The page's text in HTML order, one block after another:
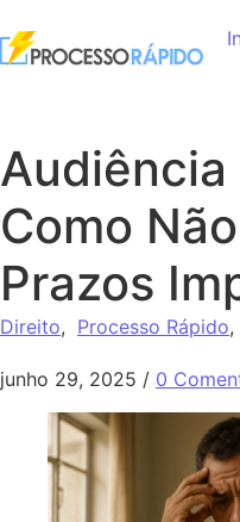
Audiência
Como
Prazos
Direito, Processo Rápido,
junho 29, 2025 / 0